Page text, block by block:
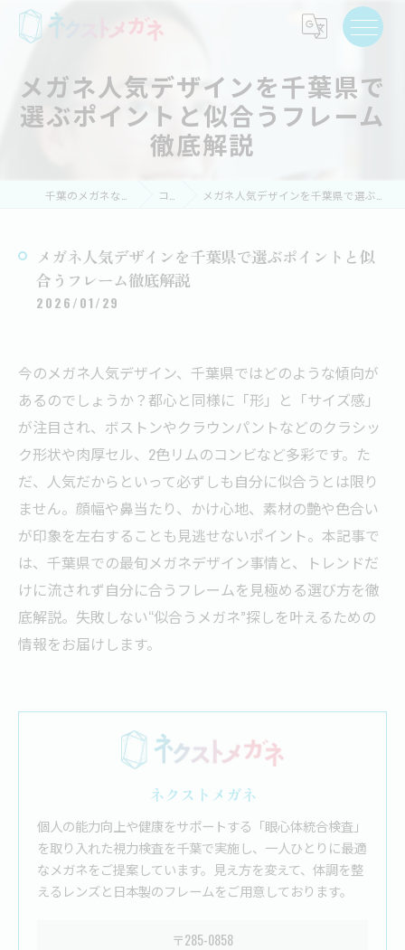
メガネ人気デザインを千葉県で
選ぶポイントと似合うフレーム
徹底解説
コラム メガネ人気デザインを千葉県で選ぶポイントと似合うフレーム徹底解説
メガネ人気デザインを千葉県で選ぶポイントと似
合うフレーム徹底解説
2026/01/29
今のメガネ人気デザイン、千葉県ではどのような傾向が
あるのでしょうか？都心と同様に「形」と「サイズ感」
が注目され、ボストンやクラウンパントなどのクラシッ
ク形状や肉厚セル、2色リムのコンビなど多彩です。た
だ、人気だからといって必ずしも自分に似合うとは限り
ません。顔幅や鼻当たり、かけ心地、素材の艶や色合い
が印象を左右することも見逃せないポイント。本記事で
は、千葉県での最旬メガネデザイン事情と、トレンドだ
けに流されず自分に合うフレームを見極める選び方を徹
底解説。失敗しない“似合うメガネ”探しを叶えるための
情報をお届けします。
ネクストメガネ
個人の能力向上や健康をサポートする「眼心体統合検査」
を取り入れた視力検査を千葉で実施し、一人ひとりに最適
なメガネをご提案しています。見え方を変えて、体調を整
えるレンズと日本製のフレームをご用意しております。
〒285-0858